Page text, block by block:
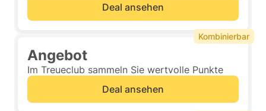
Deal ansehen
Angebot
Im Treueclub sammeln Sie wertvolle Punkte
Deal ansehen
Kombinierbar